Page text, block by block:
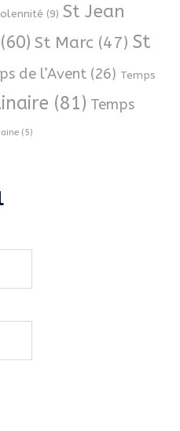
(9) St Jean
(60) St Marc (47) St
de l’Avent (26) Temps
(81) Temps
(5)